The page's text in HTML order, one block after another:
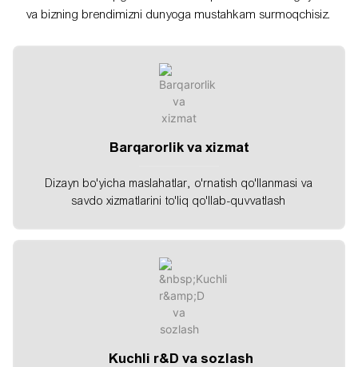
va bizning brendimizni dunyoga mustahkam surmoqchisiz.
Barqarorlik va xizmat
Dizayn bo'yicha maslahatlar, o'rnatish qo'llanmasi va
savdo xizmatlarini to'liq qo'llab-quvvatlash
Kuchli r&D va sozlash